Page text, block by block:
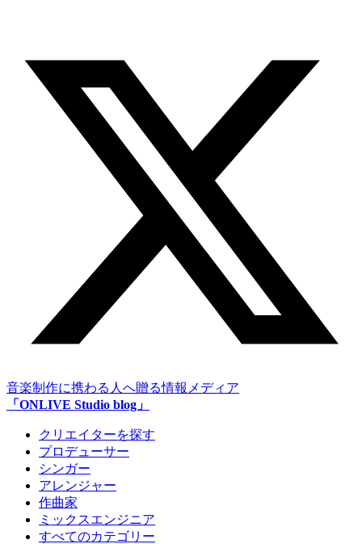
音楽制作に携わる人へ贈る情報メディア
「ONLIVE Studio blog」
クリエイターを探す
プロデューサー
シンガー
アレンジャー
作曲家
ミックスエンジニア
すべてのカテゴリー